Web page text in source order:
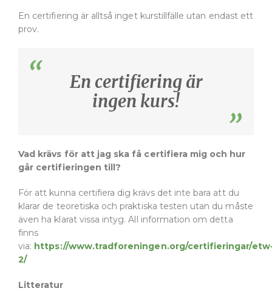
En certifiering är alltså inget kurstillfälle utan endast ett
prov.
En certifiering är
ingen kurs!
Vad krävs för att jag ska få certifiera mig och hur
går certifieringen till?
För att kunna certifiera dig krävs det inte bara att du
klarar de teoretiska och praktiska testen utan du måste
även ha klarat vissa intyg. All information om detta
finns
via: https://www.tradforeningen.org/certifieringar/
2/
Litteratur